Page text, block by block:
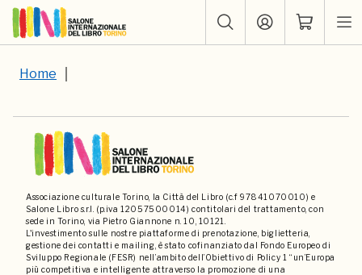
Home
Associazione culturale Torino, la Città del Libro (c.f 97841070010) e
Salone Libro s.r.l. (p.iva 12057500014) contitolari del trattamento, con
sede in Torino, via Pietro Giannone n. 10, 10121.
L'investimento sulle nostre piattaforme di prenotazione, biglietteria,
gestione dei contatti e mailing, è stato cofinanziato dal Fondo Europeo di
Sviluppo Regionale (FESR) nell’ambito dell’Obiettivo di Policy 1 “un’Europa
più competitiva e intelligente attraverso la promozione di una